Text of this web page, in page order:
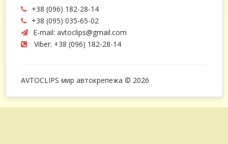
+38 (096) 182-28-14
+38 (095) 035-65-02
E-mail: avtoclips@gmail.com
Viber: +38 (096) 182-28-14
AVTOCLIPS мир автокрепежа © 2026